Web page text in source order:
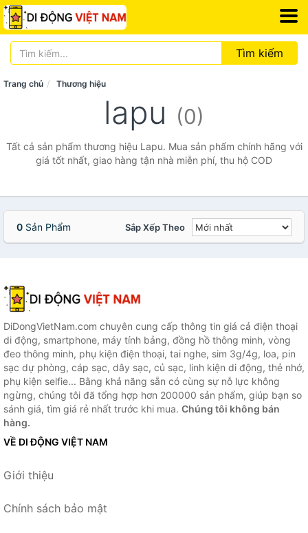
Tìm kiếm
Trang chủ Thương hiệu
lapu (0)
Tất cả sản phẩm thương hiệu Lapu. Mua sản phẩm chính hãng với
giá tốt nhất, giao hàng tận nhà miễn phí, thu hộ COD
0 Sản Phẩm Sắp Xếp Theo
DiDongVietNam.com chuyên cung cấp thông tin giá cả điện thoại
di động, smartphone, máy tính bảng, đồng hồ thông minh, vòng
đeo thông minh, phụ kiện điện thoại, tai nghe, sim 3g/4g, loa, pin
sạc dự phòng, cáp sạc, dây sạc, củ sạc, linh kiện di động, thẻ nhớ,
phụ kiện selfie... Bằng khả năng sẵn có cùng sự nỗ lực không
ngừng, chúng tôi đã tổng hợp hơn 200000 sản phẩm, giúp bạn so
sánh giá, tìm giá rẻ nhất trước khi mua. Chúng tôi không bán
hàng.
VỀ DI ĐỘNG VIỆT NAM
Giới thiệu
Chính sách bảo mật